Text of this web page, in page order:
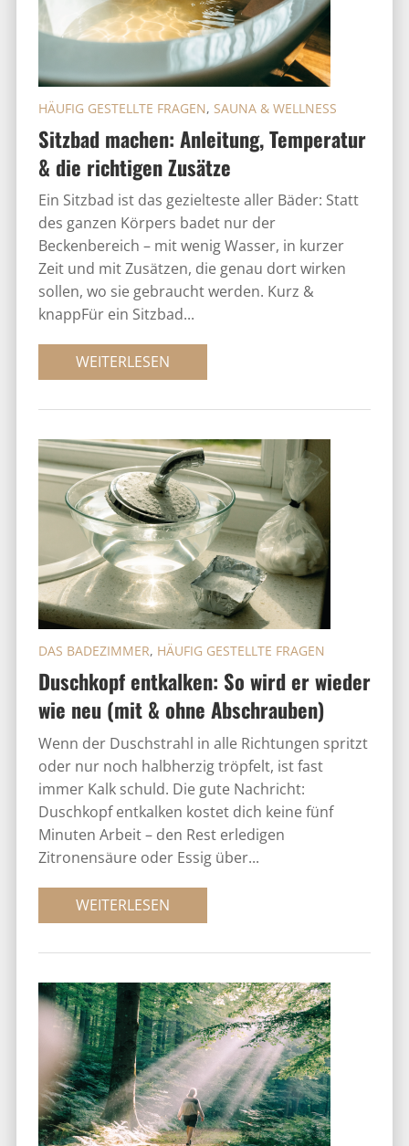
Sitzbad machen: Anleitung, Temperatur
& die richtigen Zusätze
HÄUFIG GESTELLTE FRAGEN, SAUNA & WELLNESS
Ein Sitzbad ist das gezielteste aller Bäder: Statt
des ganzen Körpers badet nur der
Beckenbereich – mit wenig Wasser, in kurzer
Zeit und mit Zusätzen, die genau dort wirken
sollen, wo sie gebraucht werden. Kurz &
knappFür ein Sitzbad...
WEITERLESEN
Duschkopf entkalken: So wird er wieder
wie neu (mit & ohne Abschrauben)
DAS BADEZIMMER, HÄUFIG GESTELLTE FRAGEN
Wenn der Duschstrahl in alle Richtungen spritzt
oder nur noch halbherzig tröpfelt, ist fast
immer Kalk schuld. Die gute Nachricht:
Duschkopf entkalken kostet dich keine fünf
Minuten Arbeit – den Rest erledigen
Zitronensäure oder Essig über...
WEITERLESEN